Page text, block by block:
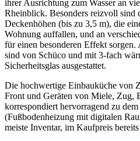
ihrer Ausrichtung zum Wasser an
Rheinblick. Besonders reizvoll sind
Deckenhöhen (bis zu 3,5 m), die
Wohnung auffallen, und an
für einen besonderen Effekt
sind von Schüco und mit 3-fach
Sicherheitsglas ausgestattet.
Die hochwertige Einbauküche von
Front und Geräten von Miele, Zug,
korrespondiert hervorragend zu
(Fußbodenheizung mit digitalen
meiste Inventar, im Kaufpreis